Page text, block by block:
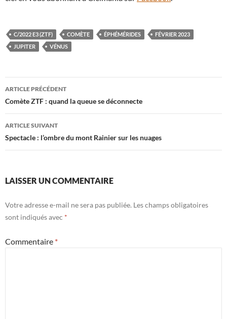
C/2022 E3 (ZTF) COMÈTE ÉPHÉMÉRIDES
FÉVRIER 2023
JUPITER
VÉNUS
Navigation
des
articles
ARTICLE PRÉCÉDENT
Comète ZTF : quand la queue se déconnecte
ARTICLE SUIVANT
Spectacle : l’ombre du mont Rainier sur les nuages
LAISSER UN COMMENTAIRE
Votre adresse e-mail ne sera pas publiée. Les champs obligatoires
sont indiqués avec *
Commentaire *